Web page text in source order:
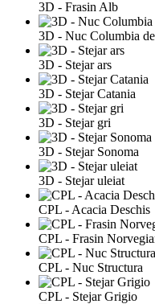
3D - Frasin Alb
3D - Nuc Columbia
3D - Stejar ars
3D - Stejar Catania
3D - Stejar gri
3D - Stejar Sonoma
3D - Stejar uleiat
CPL - Acacia Deschis
CPL - Frasin
CPL - Nuc Structura
CPL - Stejar Grigio